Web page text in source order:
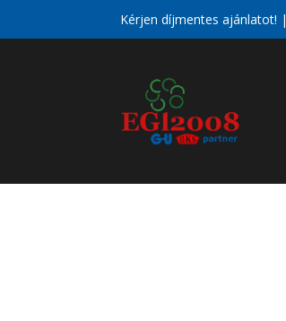
Kérjen díjmentes ajánlatot!